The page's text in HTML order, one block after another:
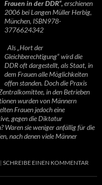
Frauen in der DDR“,erschienen
2006 bei Langen Müller Herbig,
München, ISBN978-
3776624342
Als „Hort der
Gleichberechtigung“ wird die
DDR oft dargestellt, als Staat, in
dem Frauen alle Möglichkeiten
offen standen. Doch die Praxis
in den Betrieben
wurden von Männern
Frauen jedoch eine
gegen die Diktatur
Waren sie weniger anfällig für die
nach denen viele Männer
SCHREIBE EINEN KOMMENTAR